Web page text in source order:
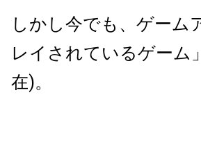
しかし今でも、ゲーム
レイされているゲーム
在)。